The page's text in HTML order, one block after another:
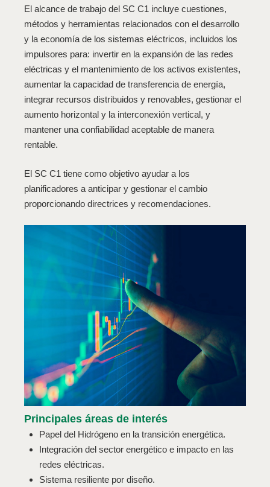
El alcance de trabajo del SC C1 incluye cuestiones,
métodos y herramientas relacionados con el desarrollo
y la economía de los sistemas eléctricos, incluidos los
impulsores para: invertir en la expansión de las redes
eléctricas y el mantenimiento de los activos existentes,
aumentar la capacidad de transferencia de energía,
integrar recursos distribuidos y renovables, gestionar el
aumento horizontal y la interconexión vertical, y
mantener una confiabilidad aceptable de manera
rentable.
El SC C1 tiene como objetivo ayudar a los
planificadores a anticipar y gestionar el cambio
proporcionando directrices y recomendaciones.
Principales áreas de interés
Papel del Hidrógeno en la transición energética.
Integración del sector energético e impacto en las
redes eléctricas.
Sistema resiliente por diseño.